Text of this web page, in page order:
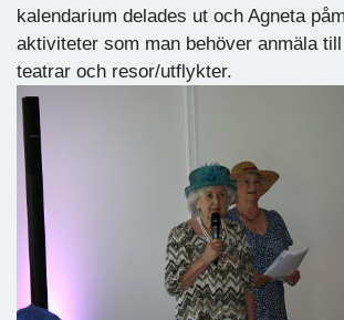
kalendarium delades ut och Agneta
aktiviteter som man behöver anmäla
teatrar och resor/utflykter.